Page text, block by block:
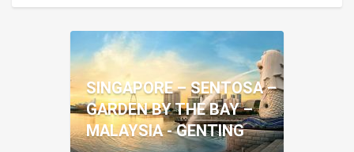
SINGAPORE – SENTOSA –
GARDEN BY THE BAY –
MALAYSIA - GENTING